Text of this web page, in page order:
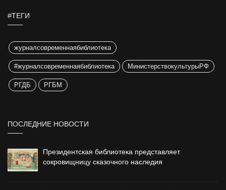
#ТЕГИ
журналсовременнаябиблиотека
#журналсовременнаябиблиотека МинистерствокультурыРФ
РГДБ РГБМ
ПОСЛЕДНИЕ НОВОСТИ
Президентская библиотека представляет
сокровищницу сказочного наследия